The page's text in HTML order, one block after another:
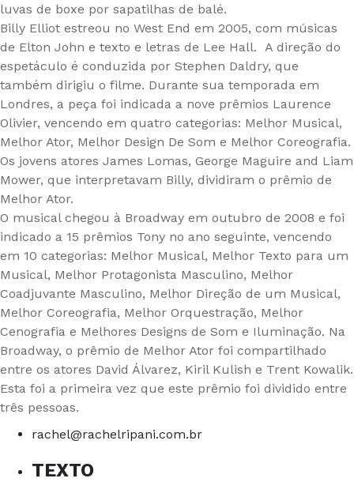
luvas de boxe por sapatilhas de balé.
Billy Elliot estreou no West End em 2005, com músicas
de Elton John e texto e letras de Lee Hall. A direção do
espetáculo é conduzida por Stephen Daldry, que
também dirigiu o filme. Durante sua temporada em
Londres, a peça foi indicada a nove prêmios Laurence
Olivier, vencendo em quatro categorias: Melhor Musical,
Melhor Ator, Melhor Design De Som e Melhor Coreografia.
Os jovens atores James Lomas, George Maguire and Liam
Mower, que interpretavam Billy, dividiram o prêmio de
Melhor Ator.
O musical chegou à Broadway em outubro de 2008 e foi
indicado a 15 prêmios Tony no ano seguinte, vencendo
em 10 categorias: Melhor Musical, Melhor Texto para um
Musical, Melhor Protagonista Masculino, Melhor
Coadjuvante Masculino, Melhor Direção de um Musical,
Melhor Coreografia, Melhor Orquestração, Melhor
Cenografia e Melhores Designs de Som e Iluminação. Na
Broadway, o prêmio de Melhor Ator foi compartilhado
entre os atores David Álvarez, Kiril Kulish e Trent Kowalik.
Esta foi a primeira vez que este prêmio foi dividido entre
três pessoas.
rachel@rachelripani.com.br
TEXTO